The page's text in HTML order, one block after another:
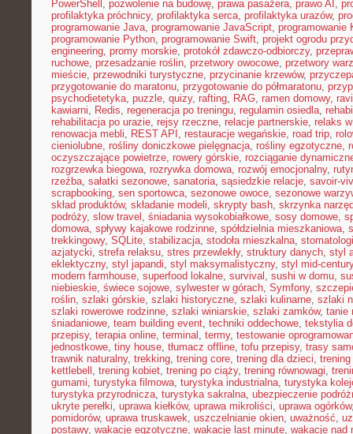
PowerShell , pozwolenie na budowę, prawa pasażera, prawo AI ,
profilaktyka próchnicy, profilaktyka serca, profilaktyka urazów,
programowanie Java, programowanie JavaScript, programowanie
programowanie Python, programowanie Swift, projekt ogrodu
engineering, promy morskie, protokół zdawczo-odbiorczy,
ruchowe, przesadzanie roślin, przetwory owocowe, przetwory
mieście, przewodniki turystyczne, przycinanie krzewów,
przygotowanie do maratonu, przygotowanie do półmaratonu,
psychodietetyka, puzzle, quizy, rafting, RAG, ramen domowy,
kawiarni, Redis, regeneracja po treningu, regulamin osiedla,
rehabilitacja po urazie, rejsy rzeczne, relacje partnerskie, relaks
renowacja mebli, REST API , restauracje wegańskie, road trip,
cieniolubne, rośliny doniczkowe pielęgnacja, rośliny egzotyczne,
oczyszczające powietrze, rowery górskie, rozciąganie
rozgrzewka biegowa, rozrywka domowa, rozwój emocjonalny,
rzeźba, sałatki sezonowe, sanatoria, sąsiedzkie relacje, savoir-
scrapbooking, sen sportowca, sezonowe owoce, sezonowe
skład produktów, składanie modeli, skrypty bash, skrzynka
podróży, slow travel , śniadania wysokobiałkowe, sosy domowe,
domowa, spływy kajakowe rodzinne, spółdzielnia mieszkaniowa,
trekkingowy, SQLite, stabilizacja, stodoła mieszkalna,
azjatycki, strefa relaksu, stres przewlekły, struktury danych, styl
eklektyczny, styl japandi, styl maksymalistyczny, styl mid-century
modern farmhouse, superfood lokalne, survival , sushi w domu,
niebieskie, świece sojowe, sylwester w górach, Symfony,
roślin, szlaki górskie, szlaki historyczne, szlaki kulinarne, szlaki
szlaki rowerowe rodzinne, szlaki winiarskie, szlaki zamków, tanie
śniadaniowe, team building event, techniki oddechowe, tekstylia
przepisy, terapia online, terminal , termy, testowanie
jednostkowe, tiny house, tłumacz offline, tofu przepisy, trasy
trawnik naturalny, trekking, trening core, trening dla dzieci,
kettlebell , trening kobiet, trening po ciąży, trening równowagi,
gumami, turystyka filmowa, turystyka industrialna, turystyka
turystyka przyrodnicza, turystyka sakralna, ubezpieczenie
ukryte perełki, uprawa kiełków, uprawa mikroliści, uprawa ogórków
pomidorów, uprawa truskawek, uszczelnianie okien, uważność,
postawy, wakacje egzotyczne, wakacje last minute, wakacje nad